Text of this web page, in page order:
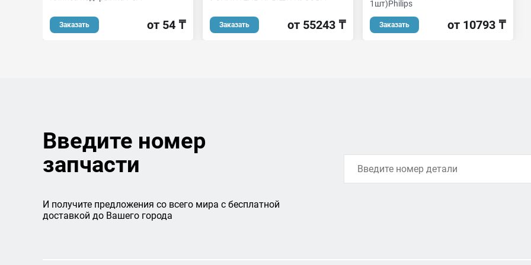
Заказать от 54 ₸ Заказать от 55243 ₸
1шт)Philips
Заказать от 10793 ₸
Введите номер
запчасти
И получите предложения со всего мира с бесплатной
доставкой до Вашего города